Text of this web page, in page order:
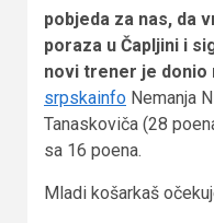
pobjeda za nas, da
poraza u Čapljini i
novi trener je donio
srpskainfo Nemanja
Tanaskoviča (28
sa 16 poena.
Mladi košarkaš